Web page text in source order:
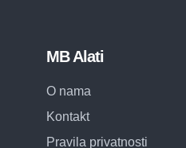
MB Alati
O nama
Kontakt
Pravila privatnosti